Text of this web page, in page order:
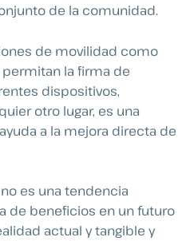
de la comunidad.
de movilidad como
la firma de
dispositivos,
otro lugar, es una
a la mejora directa de
es una tendencia
de beneficios en un futuro
actual y tangible y